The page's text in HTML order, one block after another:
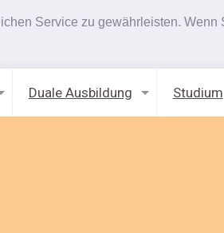
Service zu gewährleisten.
Duale Ausbildung Studium